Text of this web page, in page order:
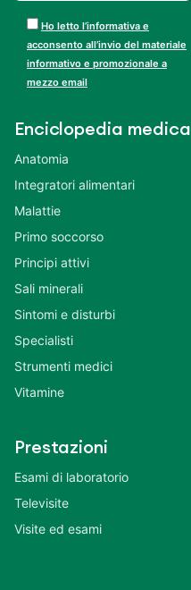
Ho letto l’informativa e
acconsento all’invio del materiale
informativo e promozionale a
mezzo email
Enciclopedia medica
Anatomia
Integratori alimentari
Malattie
Primo soccorso
Principi attivi
Sali minerali
Sintomi e disturbi
Specialisti
Strumenti medici
Vitamine
Prestazioni
Esami di laboratorio
Televisite
Visite ed esami